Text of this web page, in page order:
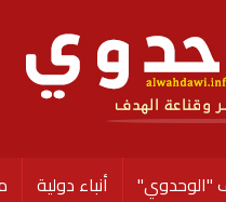
"الوحدوي" أنباء دولية